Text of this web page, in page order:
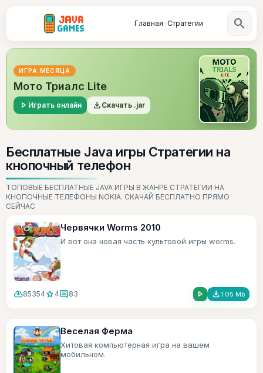
Главная»Стратегии search
ИГРА МЕСЯЦА
Мото Триалс Lite
play_arrow Играть онлайн file_download Скачать .jar
Бесплатные Java игры Стратегии на
кнопочный телефон
ТОПОВЫЕ БЕСПЛАТНЫЕ JAVA ИГРЫ В ЖАНРЕ СТРАТЕГИИ НА
КНОПОЧНЫЕ ТЕЛЕФОНЫ NOKIA. СКАЧАЙ БЕСПЛАТНО ПРЯМО
СЕЙЧАС
Червячки Worms 2010
И вот она новая часть культовой игры worms.
cloud_download85354 star 4comment83 play_arrow file_download1.05 Mb
Веселая Ферма
Хитовая компьютерная игра на вашем
мобильном.